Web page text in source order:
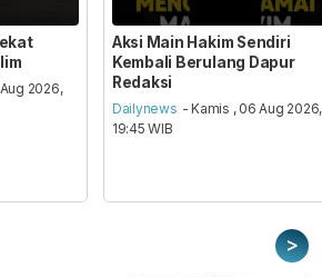
2026,
Aksi Main Hakim Sendiri
Kembali Berulang Dapur
Redaksi
Dailynews - Kamis , 06 Aug 2026,
19:45 WIB
>